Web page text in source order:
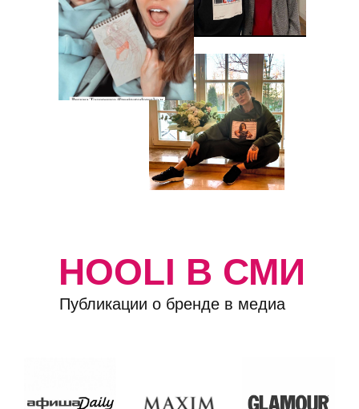
Публикации о бренде в медиа
HOOLI В СМИ